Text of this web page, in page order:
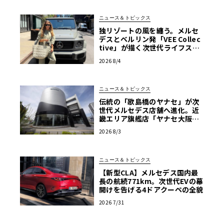
ニュース＆トピックス
独リゾートの風を纏う。メルセ
デスとベルリン発「VEE Collec
tive」が描く次世代ライフスタ
2026 8/4
ニュース＆トピックス
伝統の「歌島橋のヤナセ」が次
世代メルセデス店舗へ進化。近
畿エリア旗艦店「ヤナセ大阪支
2026 8/3
ニュース＆トピックス
【新型CLA】メルセデス国内最
長の航続771km。次世代EVの幕
開けを告げる4ドアクーペの全貌
2026 7/31